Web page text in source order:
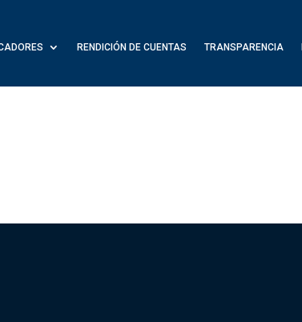
RENDICIÓN DE CUENTAS TRANSPARENCIA